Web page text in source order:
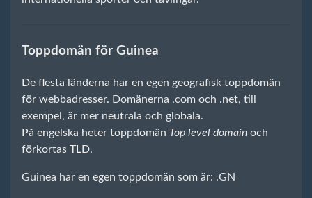
Toppdomän för Guinea
De flesta länderna har en egen geografisk toppdomän
för webbadresser. Domänerna .com och .net, till
exempel, är mer neutrala och globala.
På engelska heter toppdomän Top level domain och
förkortas TLD.
Guinea har en egen toppdomän som är: .GN